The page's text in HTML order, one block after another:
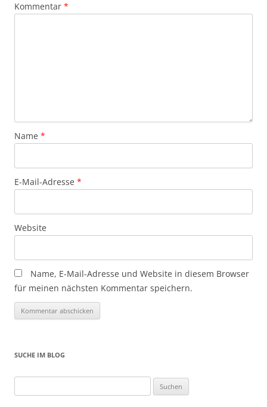
Kommentar *
Name *
E-Mail-Adresse *
Website
Name, E-Mail-Adresse und Website in diesem Browser
für meinen nächsten Kommentar speichern.
SUCHE IM BLOG
nach: